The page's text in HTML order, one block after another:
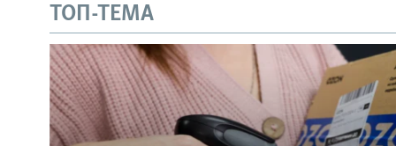
ТОП-ТЕМА